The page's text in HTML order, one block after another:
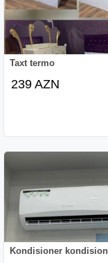
Taxt termo
239 AZN
Kondisioner